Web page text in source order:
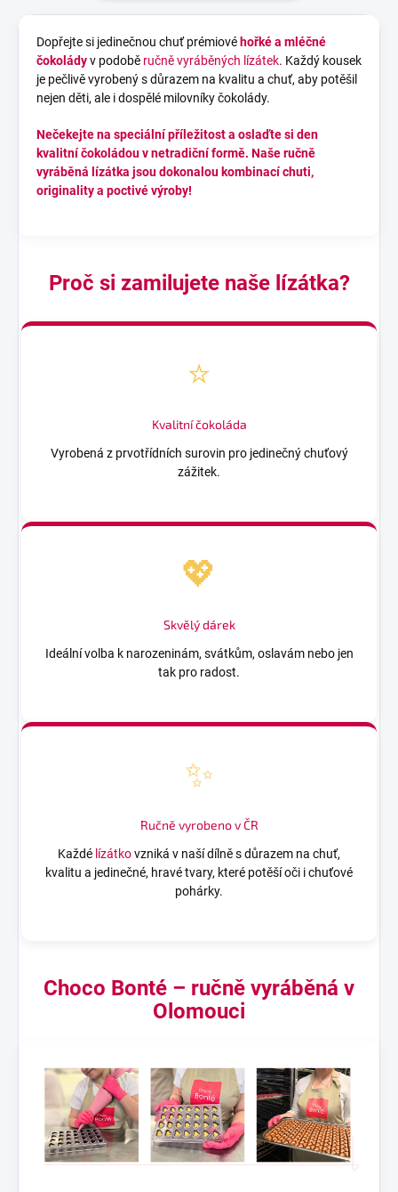
Dopřejte si jedinečnou chuť prémiové hořkéa mléčné
čokoládyv podobě ručně vyráběných lízátek. Každý kousek
je pečlivě vyrobený s důrazem na kvalitu a chuť, aby potěšil
nejen děti, ale i dospělé milovníky čokolády.
Nečekejte na speciální příležitost a oslaďte si den
kvalitní čokoládou v netradiční formě. Našeručně
vyráběná lízátka jsou dokonalou kombinací chuti,
originality a poctivé výroby!
Proč si zamilujetenaše lízátka?
⭐
Kvalitní čokoláda
Vyrobená z prvotřídních surovin pro jedinečný chuťový
zážitek.
💖
Skvělý dárek
Ideální volba k narozeninám, svátkům, oslavám nebo jen
tak pro radost.
✨
Ručně vyrobeno v ČR
Každé lízátkovzniká v naší dílně s důrazem na chuť,
kvalitu a jedinečné, hravé tvary, které potěší oči i chuťové
pohárky.
Choco Bonté – ručně vyráběná v
Olomouci